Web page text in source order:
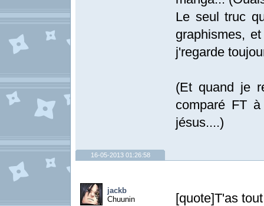
Le seul truc
graphismes,
j'regarde
(Et quand je
comparé FT
jésus....)
16-05-2013 01:26:58
jackb
Chuunin
[quote]T'as